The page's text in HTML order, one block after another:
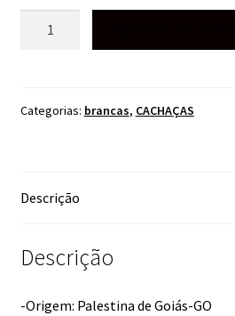
RESERVA
quantidade
Categorias: brancas, CACHAÇAS
Descrição
Descrição
-Origem: Palestina de Goiás-GO